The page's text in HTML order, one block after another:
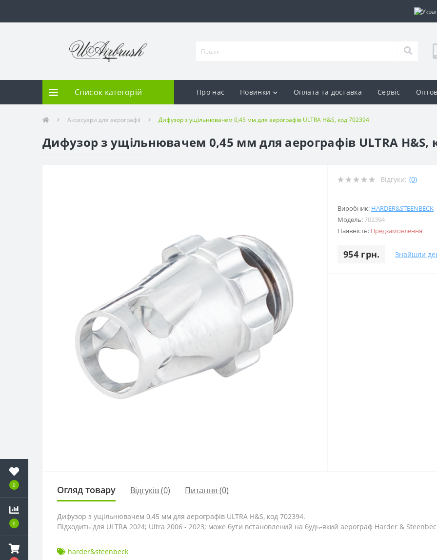
0
0
Список категорій Про нас Новинки Оплата та доставка Сервіс
Аксесуари для аерографії Дифузор з ущільнювачем 0,45 мм для аерографів ULTRA H&S, код 702394
Дифузор з ущільнювачем 0,45 мм для аерографів ULTRA H&S,
Відгуки: (0)
Виробник: HARDER&STEENBECK
Модель:702394
Наявність: Предзамовлення
954 грн. Знайшли
Огляд товару Відгуків (0) Питання (0)
Дифузор з ущільнювачем 0,45 мм для аерографів ULTRA H&S, код 702394.
Підходить для ULTRA 2024; Ultra 2006 - 2023; може бути встановлений на будь-який аерограф Harder &
harder&steenbeck